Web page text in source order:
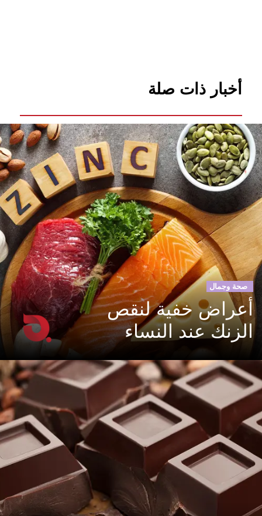
أخبار ذات صلة
صحة وجمال
أعراض خفية لنقص
الزنك عند النساء